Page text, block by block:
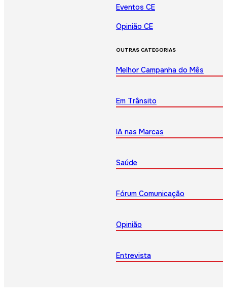
Eventos CE
Opinião CE
OUTRAS CATEGORIAS
Melhor Campanha do Mês
Em Trânsito
IA nas Marcas
Saúde
Fórum Comunicação
Opinião
Entrevista